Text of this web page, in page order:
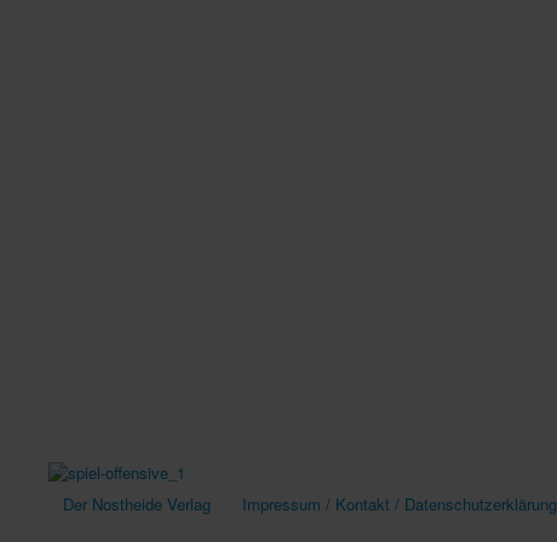
Der Nostheide Verlag Impressum / Kontakt / Datenschutzerklärung